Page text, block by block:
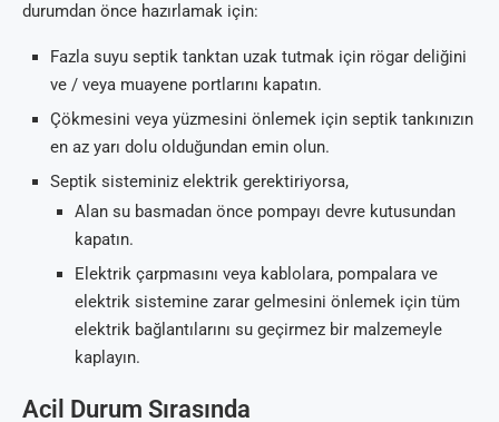
durumdan önce hazırlamak için:
Fazla suyu septik tanktan uzak tutmak için rögar deliğini
ve / veya muayene portlarını kapatın.
Çökmesini veya yüzmesini önlemek için septik tankınızın
en az yarı dolu olduğundan emin olun.
Septik sisteminiz elektrik gerektiriyorsa,
Alan su basmadan önce pompayı devre kutusundan
kapatın.
Elektrik çarpmasını veya kablolara, pompalara ve
elektrik sistemine zarar gelmesini önlemek için tüm
elektrik bağlantılarını su geçirmez bir malzemeyle
kaplayın.
Acil Durum Sırasında